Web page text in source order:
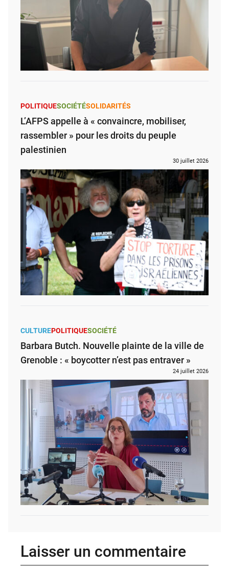
POLITIQUESOCIÉTÉSOLIDARITÉS
L’AFPS appelle à « convaincre, mobiliser,
rassembler » pour les droits du peuple
palestinien
30 juillet 2026
CULTUREPOLITIQUESOCIÉTÉ
Barbara Butch. Nouvelle plainte de la ville de
Grenoble : « boycotter n’est pas entraver »
24 juillet 2026
Laisser un commentaire